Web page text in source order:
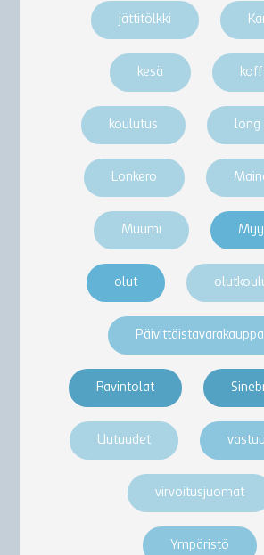
jättitölkki
kesä koff
koulutus long
Lonkero
Muumi
olut
Päivittäistavarakauppa
Ravintolat
Uutuudet
virvoitusjuomat
Ympäristö